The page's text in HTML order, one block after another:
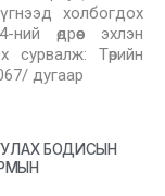
холбогдох
өдрөөс эхлэн
сурвалж: Төрийн
дугаар
БОДИСЫН